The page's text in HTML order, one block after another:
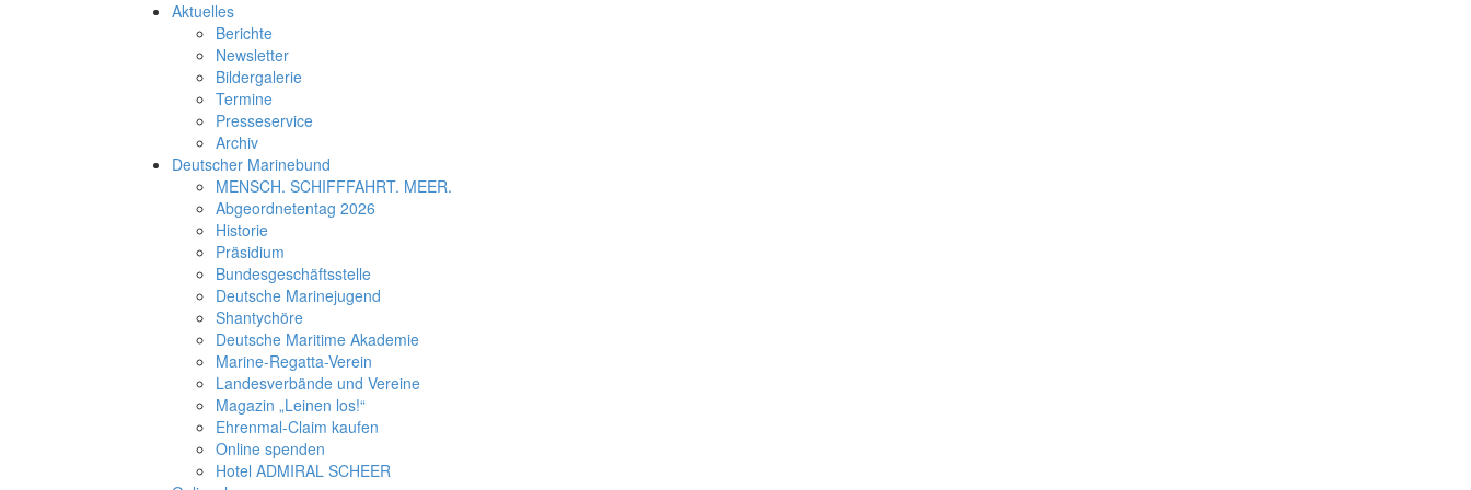
Aktuelles
Berichte
Newsletter
Bildergalerie
Termine
Presseservice
Archiv
Deutscher Marinebund
MENSCH. SCHIFFFAHRT. MEER.
Abgeordnetentag 2026
Historie
Präsidium
Bundesgeschäftsstelle
Deutsche Marinejugend
Shantychöre
Deutsche Maritime Akademie
Marine-Regatta-Verein
Landesverbände und Vereine
Magazin „Leinen los!“
Ehrenmal-Claim kaufen
Online spenden
Hotel ADMIRAL SCHEER